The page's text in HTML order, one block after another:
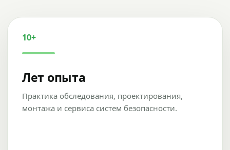
10+
Лет опыта
Практика обследования, проектирования,
монтажа и сервиса систем безопасности.